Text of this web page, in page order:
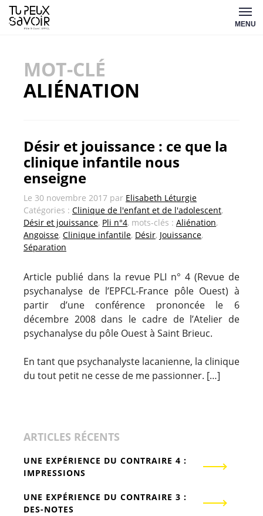
Aller
au
MENU
MOT-CLÉ
ALIÉNATION
Désir et jouissance : ce que la
clinique infantile nous
enseigne
Le 30 novembre 2017 par Elisabeth Léturgie
Catégories : Clinique de l'enfant et de l'adolescent,
Désir et jouissance, Pli n°4, mots-clés : Aliénation,
Angoisse, Clinique infantile, Désir, Jouissance,
Séparation
Article publié dans la revue PLI n° 4 (Revue de
psychanalyse de l’EPFCL-France pôle Ouest) à
partir d’une conférence prononcée le 6
décembre 2008 dans le cadre de l’Atelier de
psychanalyse du pôle Ouest à Saint Brieuc.
En tant que psychanalyste lacanienne, la clinique
du tout petit ne cesse de me passionner. […]
ARTICLES RÉCENTS
UNE EXPÉRIENCE DU CONTRAIRE 4 :
IMPRESSIONS
UNE EXPÉRIENCE DU CONTRAIRE 3 :
DES-NOTES